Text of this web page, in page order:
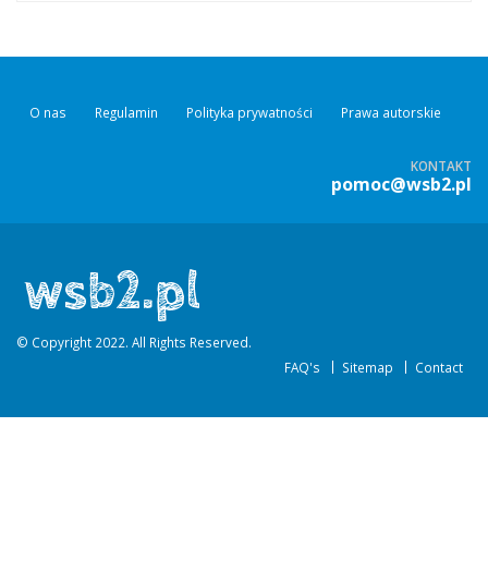
O nas Regulamin Polityka prywatności Prawa autorskie
KONTAKT
pomoc@wsb2.pl
© Copyright 2022. All Rights Reserved.
FAQ's
Sitemap Contact